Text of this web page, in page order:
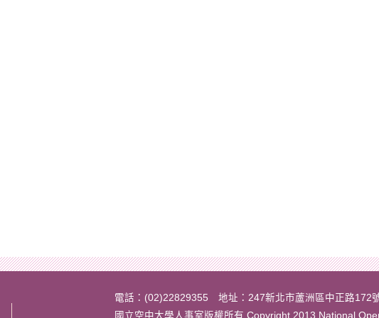
電話：(02)22829355 地址：247新北市蘆洲區中正路172
國立空中大學人事室版權所有 Copyright 2013 National